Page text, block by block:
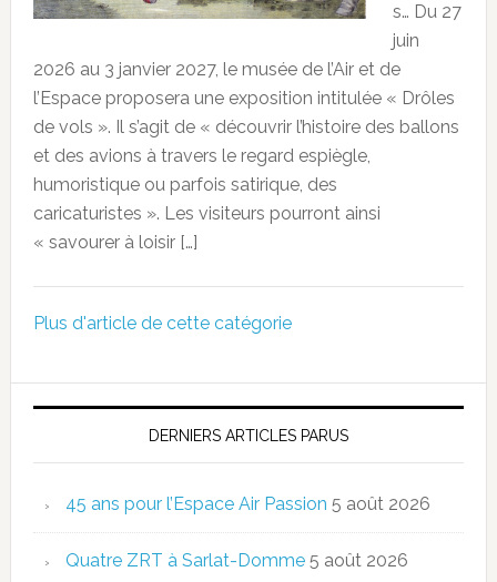
s… Du 27
juin
2026 au 3 janvier 2027, le musée de l’Air et de
l’Espace proposera une exposition intitulée « Drôles
de vols ». Il s’agit de « découvrir l’histoire des ballons
et des avions à travers le regard espiègle,
humoristique ou parfois satirique, des
caricaturistes ». Les visiteurs pourront ainsi
« savourer à loisir […]
Plus d'article de cette catégorie
DERNIERS ARTICLES PARUS
45 ans pour l’Espace Air Passion 5 août 2026
Quatre ZRT à Sarlat-Domme 5 août 2026